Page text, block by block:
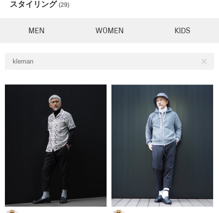
スタイリング (29)
MEN WOMEN KIDS
kleman